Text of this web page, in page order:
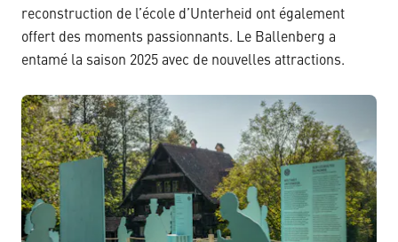
reconstruction de l’école d’Unterheid ont également
offert des moments passionnants. Le Ballenberg a
entamé la saison 2025 avec de nouvelles attractions.